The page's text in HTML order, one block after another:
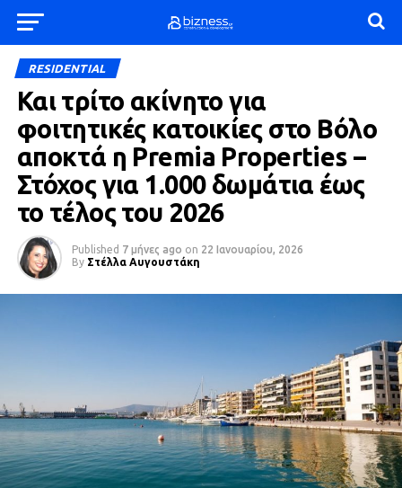
RESIDENTIAL
Και τρίτο ακίνητο για
φοιτητικές κατοικίες στο Βόλο
αποκτά η Premia Properties –
Στόχος για 1.000 δωμάτια έως
το τέλος του 2026
Published 7 μήνες ago on 22 Ιανουαρίου, 2026
By Στέλλα Αυγουστάκη